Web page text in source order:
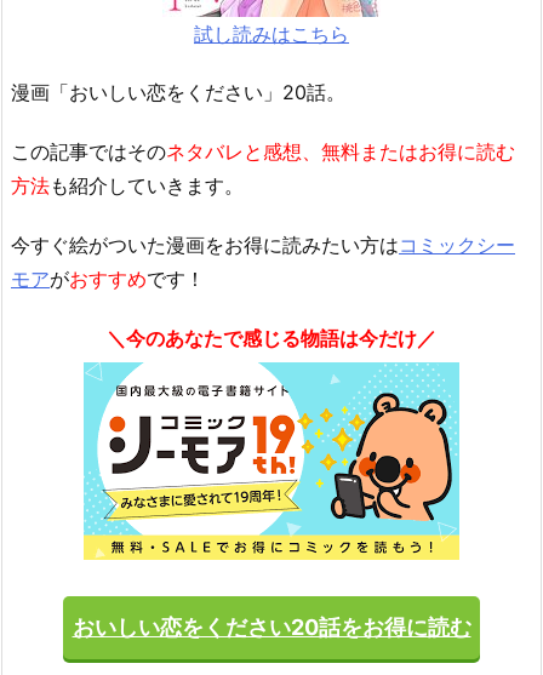
試し読みはこちら
漫画「おいしい恋をください」20話。
この記事ではそのネタバレと感想、無料またはお得に読む
方法も紹介していきます。
今すぐ絵がついた漫画をお得に読みたい方はコミックシー
モアがおすすめです！
＼今のあなたで感じる物語は今だけ／
おいしい恋をください20話をお得に読む